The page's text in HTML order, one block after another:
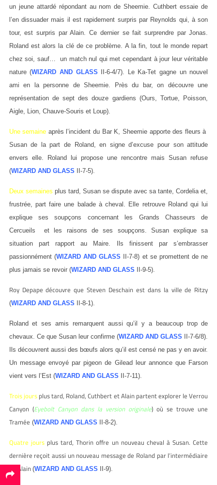
un jeune attardé répondant au nom de Sheemie. Cuthbert essaie de
l’en dissuader mais il est rapidement surpris par Reynolds qui, à son
tour, est surpris par Alain. Ce dernier se fait surprendre par Jonas.
Roland est alors la clé de ce problème. A la fin, tout le monde repart
chez soi, sauf… un match nul qui met cependant à jour leur véritable
nature (WIZARD AND GLASS II-6-4/7). Le Ka-Tet gagne un nouvel
ami en la personne de Sheemie. Près du bar, on découvre une
représentation de sept des douze gardiens (Ours, Tortue, Poisson,
Aigle, Lion, Chauve-Souris et Loup).
Une semaine après l’incident du Bar K, Sheemie apporte des fleurs à
Susan de la part de Roland, en signe d’excuse pour son attitude
envers elle. Roland lui propose une rencontre mais Susan refuse
(WIZARD AND GLASS II-7-5).
Deuxsemaines plus tard, Susan se dispute avec sa tante, Cordelia et,
frustrée, part faire une balade à cheval. Elle retrouve Roland qui lui
explique ses soupçons concernant les Grands Chasseurs de
Cercueils et les raisons de ses soupçons. Susan explique sa
situation part rapport au Maire. Ils finissent par s’embrasser
passionnément (WIZARD AND GLASS II-7-8) et se promettent de ne
plus jamais se revoir (WIZARD AND GLASS II-9-5).
Roy Depape découvre que Steven Deschain est dans la ville de Ritzy
(WIZARD AND GLASS II-8-1).
Roland et ses amis remarquent aussi qu’il y a beaucoup trop de
chevaux. Ce que Susan leur confirme (WIZARD AND GLASS
II-7-6/8).
Ils découvrent aussi des bœufs alors qu’il est censé ne pas y en avoir.
Un message envoyé par pigeon de Gilead leur annonce que Farson
vient vers l’Est (WIZARD AND GLASS II-7-11).
Trois joursplus tard, Roland, Cuthbert et Alain partent explorer le Verrou
Canyon (Eyebolt Canyon dans la version originale) où se trouve une
Tramée (WIZARD AND GLASS II-8-2).
Quatre jours plus tard, Thorin offre un nouveau cheval à Susan. Cette
dernière reçoit aussi un nouveau message de Roland par l’intermédiaire
de Alain (WIZARD AND GLASS II-9).